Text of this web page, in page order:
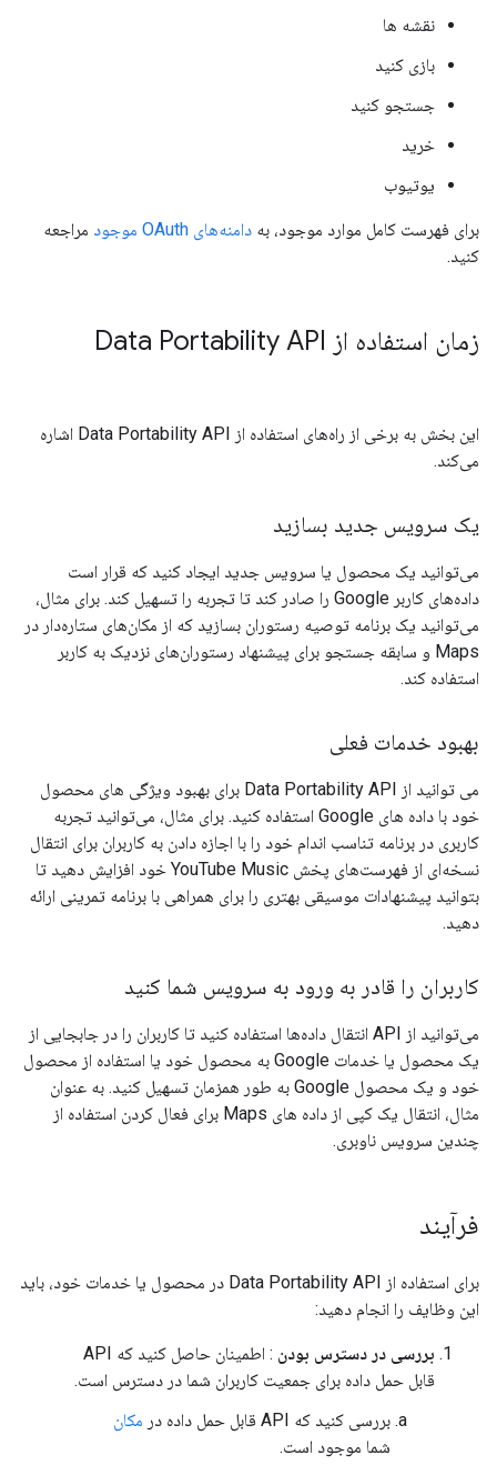
نقشه ها
بازی کنید
جستجو کنید
خرید
یوتیوب
برای فهرست کامل موارد موجود، به دامنه‌های OAuth موجود
مراجعه
کنید.
زمان استفاده از Data Portability API
این بخش به برخی از راه‌های استفاده از Data Portability API اشاره
می‌کند.
یک سرویس جدید بسازید
می‌توانید یک محصول یا سرویس جدید ایجاد کنید که قرار است
داده‌های کاربر Google را صادر کند تا تجربه را تسهیل کند. برای مثال،
می‌توانید یک برنامه توصیه رستوران بسازید که از مکان‌های ستاره‌دار در
Maps و سابقه جستجو برای پیشنهاد رستوران‌های نزدیک به کاربر
استفاده کند.
بهبود خدمات فعلی
می توانید از Data Portability API برای بهبود ویژگی های محصول
خود با داده های Google استفاده کنید. برای مثال، می‌توانید تجربه
کاربری در برنامه تناسب اندام خود را با اجازه دادن به کاربران برای انتقال
نسخه‌ای از فهرست‌های پخش YouTube Music خود افزایش دهید تا
بتوانید پیشنهادات موسیقی بهتری را برای همراهی با برنامه تمرینی ارائه
دهید.
کاربران را قادر به ورود به سرویس شما کنید
می‌توانید از API انتقال داده‌ها استفاده کنید تا کاربران را در جابجایی از
یک محصول یا خدمات Google به محصول خود یا استفاده از محصول
خود و یک محصول Google به طور همزمان تسهیل کنید. به عنوان
مثال، انتقال یک کپی از داده های Maps برای فعال کردن استفاده از
چندین سرویس ناوبری.
فرآیند
برای استفاده از Data Portability API در محصول یا خدمات خود، باید
این وظایف را انجام دهید:
بررسی در دسترس بودن
: اطمینان حاصل کنید که API
قابل حمل داده برای جمعیت کاربران شما در دسترس است.
بررسی کنید که API قابل حمل داده در
مکان
شما موجود است.